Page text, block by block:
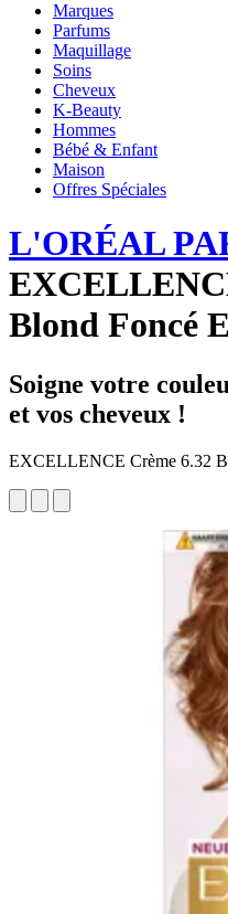
Marques
Parfums
Maquillage
Soins
Cheveux
K-Beauty
Hommes
Bébé & Enfant
Maison
Offres Spéciales
L'ORÉAL
Blond Foncé
Soigne votre
et vos cheveux !
EXCELLENCE Crème 6.32